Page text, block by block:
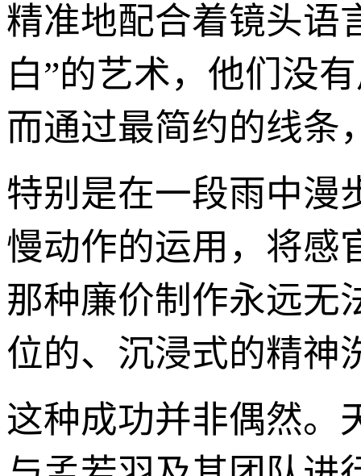
精准地配合着镜头语
白”的艺术，他们没
而通过最简约的线条
特别是在一段雨中漫
慢动作的运用，将感
那种廉价制作永远无
位的、沉浸式的精神
这种成功并非偶然。